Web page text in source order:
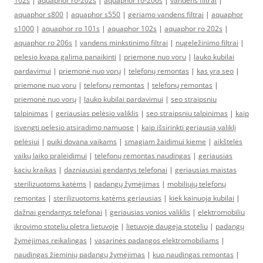
aquaphor s800 | aquaphor s550 | geriamo vandens filtrai | aquaphor
s1000 | aquaphor ro 101s | aquaphor 102s | aquaphor ro 202s |
aquaphor ro 206s | vandens minkstinimo filtrai | nugeležinimo filtrai |
pelesio kvapa galima panaikinti | priemone nuo voru | lauko kubilai
pardavimui | priemonė nuo vorų | telefonų remontas | kas yra seo |
priemone nuo voru | telefonų remontas | telefonų remontas |
priemonė nuo vorų | lauko kubilai pardavimui | seo straipsniu
talpinimas | geriausias pelėsio valiklis | seo straipsniu talpinimas | kaip
isvengti pelesio atsiradimo namuose | kaip išsirinkti geriausią valiklį
pelėsiui | puiki dovana vaikams | smagiam žaidimui kieme | aikštelės
vaikų laiko praleidimui | telefonų remontas naudingas | geriausias
kaciu kraikas | dazniausiai gendantys telefonai | geriausias maistas
sterilizuotoms katėms | padangų žymėjimas | mobiliųjų telefonų
remontas | sterilizuotoms katėms geriausias | kiek kainuoja kubilai |
dažnai gendantys telefonai | geriausias vonios valiklis | elektromobiliu
ikrovimo stoteliu pletra lietuvoje | lietuvoje daugeja stoteliu | padangų
žymėjimas reikalingas | vasarinės padangos elektromobiliams |
naudingas žieminių padangų žymėjimas | kuo naudingas remontas |